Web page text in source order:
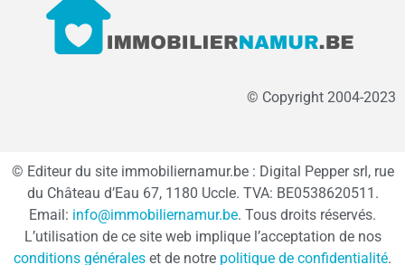
© Copyright 2004-2023
© Editeur du site immobiliernamur.be : Digital Pepper srl, rue
du Château d’Eau 67, 1180 Uccle. TVA: BE0538620511.
Email: info@immobiliernamur.be. Tous droits réservés.
L’utilisation de ce site web implique l’acceptation de nos
conditions générales et de notre politique de confidentialité.